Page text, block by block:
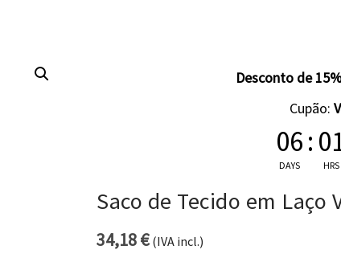
Caixa Full ColorDesconto de
Cupão:
06
DAYS
:
HRS
Saco de Tecido em Laço
34,18€(IVA incl.)